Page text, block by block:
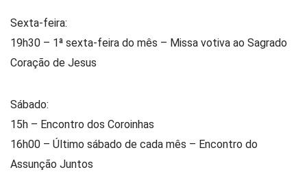
Sexta-feira:
19h30 – 1ª sexta-feira do mês – Missa votiva ao Sagrado
Coração de Jesus
Sábado:
15h – Encontro dos Coroinhas
16h00 – Último sábado de cada mês – Encontro do
Assunção Juntos